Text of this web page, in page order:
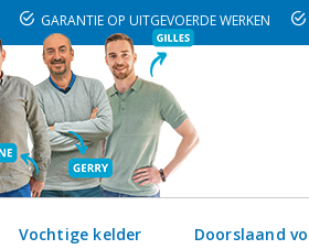
GARANTIE OP UITGEVOERDE WERKEN
Vochtige kelder Doorslaand